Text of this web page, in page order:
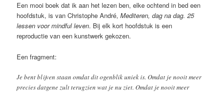
Een mooi boek dat ik aan het lezen ben, elke ochtend in bed een
hoofdstuk, is van Christophe André,Mediteren, dag na dag. 25
lessen voor mindful leven. Bij elk kort hoofdstuk is een
reproductie van een kunstwerk gekozen.
Een fragment:
Je bent blijven staan omdat dit ogenblik uniek is. Omdat je nooit meer
precies datgene zult terugzien wat je nu ziet. Omdat je nooit meer